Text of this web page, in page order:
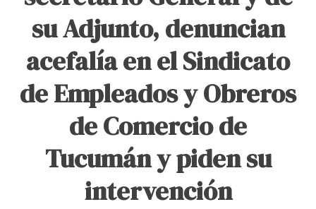
su Adjunto, denuncian
acefalía en el Sindicato
de Empleados y Obreros
de Comercio de
Tucumán y piden su
intervención